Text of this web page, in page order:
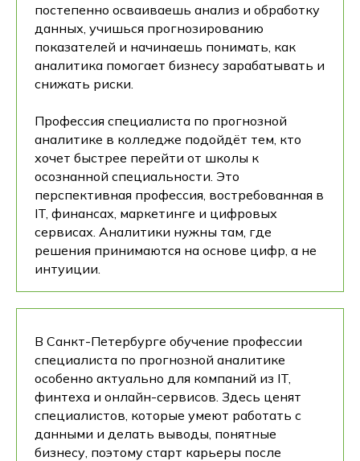
постепенно осваиваешь анализ и обработку
данных, учишься прогнозированию
показателей и начинаешь понимать, как
аналитика помогает бизнесу зарабатывать и
снижать риски.
Профессия специалиста по прогнозной
аналитике в колледже подойдёт тем, кто
хочет быстрее перейти от школы к
осознанной специальности. Это
перспективная профессия, востребованная в
IT, финансах, маркетинге и цифровых
сервисах. Аналитики нужны там, где
решения принимаются на основе цифр, а не
интуиции.
В Санкт-Петербурге обучение профессии
специалиста по прогнозной аналитике
особенно актуально для компаний из IT,
финтеха и онлайн-сервисов. Здесь ценят
специалистов, которые умеют работать с
данными и делать выводы, понятные
бизнесу, поэтому старт карьеры после